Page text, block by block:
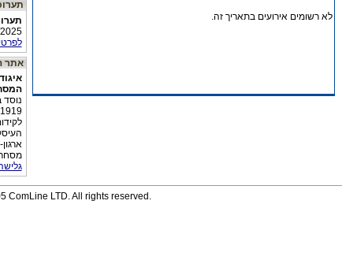
מד
ידני
אתר היום
לא רשומים אירועים בתאריך זה.
ComLine LTD. All rights reserved.